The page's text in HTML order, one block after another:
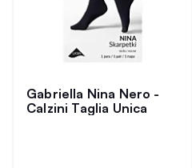
Gabriella Nina Nero -
Calzini Taglia Unica